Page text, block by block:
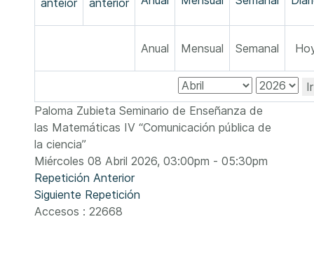
Anual Mensual Semanal
Paloma Zubieta Seminario de Enseñanza de
las Matemáticas IV “Comunicación pública de
la ciencia”
Miércoles 08 Abril 2026, 03:00pm - 05:30pm
Repetición Anterior
Siguiente Repetición
Accesos : 22668